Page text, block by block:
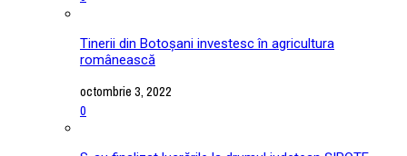
Tinerii din Botoșani investesc în agricultura
românească
octombrie 3, 2022
0